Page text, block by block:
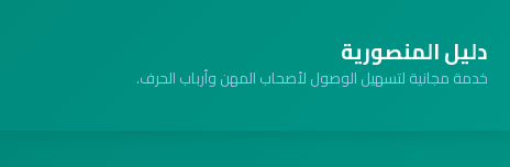
دليل المنصورية
خدمة مجانية لتسهيل الوصول لأصحاب المهن وأرباب الحرف.